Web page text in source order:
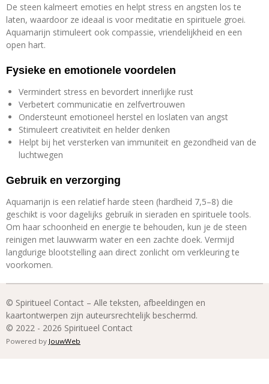
De steen kalmeert emoties en helpt stress en angsten los te
laten, waardoor ze ideaal is voor meditatie en spirituele groei.
Aquamarijn stimuleert ook compassie, vriendelijkheid en een
open hart.
Fysieke en emotionele voordelen
Vermindert stress en bevordert innerlijke rust
Verbetert communicatie en zelfvertrouwen
Ondersteunt emotioneel herstel en loslaten van angst
Stimuleert creativiteit en helder denken
Helpt bij het versterken van immuniteit en gezondheid van de
luchtwegen
Gebruik en verzorging
Aquamarijn is een relatief harde steen (hardheid 7,5–8) die
geschikt is voor dagelijks gebruik in sieraden en spirituele tools.
Om haar schoonheid en energie te behouden, kun je de steen
reinigen met lauwwarm water en een zachte doek. Vermijd
langdurige blootstelling aan direct zonlicht om verkleuring te
voorkomen.
© Spiritueel Contact – Alle teksten, afbeeldingen en
kaartontwerpen zijn auteursrechtelijk beschermd.
© 2022 - 2026 Spiritueel Contact
Powered by JouwWeb